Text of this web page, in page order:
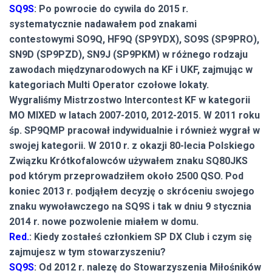
SQ9S: Po powrocie do cywila do 2015 r.
systematycznie nadawałem pod znakami
contestowymi SO9Q, HF9Q (SP9YDX), SO9S (SP9PRO),
SN9D (SP9PZD), SN9J (SP9PKM) w różnego rodzaju
zawodach międzynarodowych na KF i UKF, zajmując w
kategoriach Multi Operator czołowe lokaty.
Wygraliśmy Mistrzostwo Intercontest KF w kategorii
MO MIXED w latach 2007-2010, 2012-2015. W 2011 roku
śp. SP9QMP pracował indywidualnie i również wygrał w
swojej kategorii. W 2010 r. z okazji 80-lecia Polskiego
Związku Krótkofalowców używałem znaku SQ80JKS
pod którym przeprowadziłem około 2500 QSO. Pod
koniec 2013 r. podjąłem decyzję o skróceniu swojego
znaku wywoławczego na SQ9S i tak w dniu 9 stycznia
2014 r. nowe pozwolenie miałem w domu.
Red.: Kiedy zostałeś członkiem SP DX Club i czym się
zajmujesz w tym stowarzyszeniu?
SQ9S: Od 2012 r. nalezę do Stowarzyszenia Miłośników